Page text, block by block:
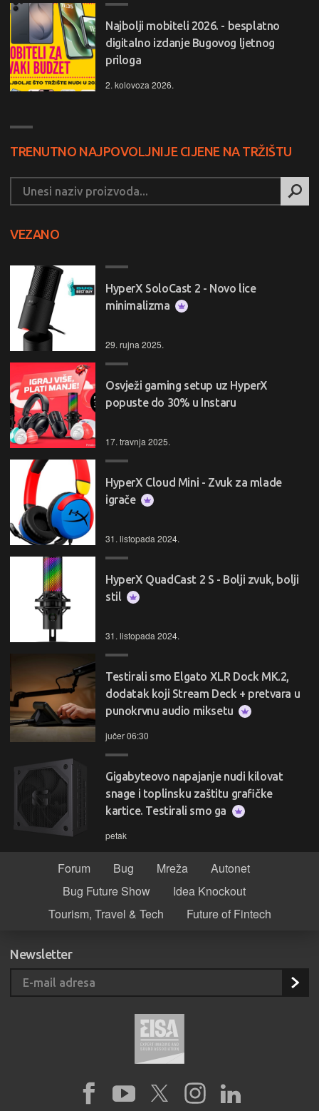
Najbolji mobiteli 2026. - besplatno
digitalno izdanje Bugovog ljetnog
priloga
2. kolovoza 2026.
TRENUTNO NAJPOVOLJNIJE CIJENE NA TRŽIŠTU
VEZANO
HyperX SoloCast 2 - Novo lice
minimalizma
29. rujna 2025.
Osvježi gaming setup uz HyperX
popuste do 30% u Instaru
17. travnja 2025.
HyperX Cloud Mini - Zvuk za mlade
igrače
31. listopada 2024.
HyperX QuadCast 2 S - Bolji zvuk, bolji
stil
31. listopada 2024.
Testirali smo Elgato XLR Dock MK.2,
dodatak koji Stream Deck + pretvara u
punokrvnu audio miksetu
jučer 06:30
Gigabyteovo napajanje nudi kilovat
snage i toplinsku zaštitu grafičke
kartice. Testirali smo ga
petak
Forum Bug Mreža
Autonet
Bug Future Show
Idea Knockout
Tourism, Travel & Tech
Future of Fintech
Newsletter